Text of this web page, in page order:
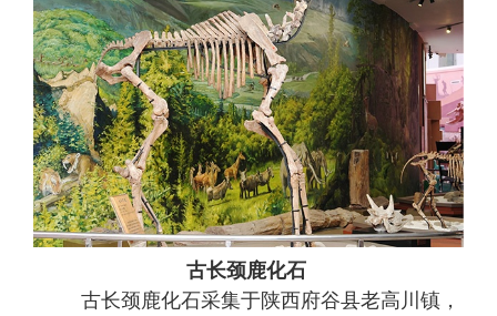
古长颈鹿化石
古长颈鹿化石采集于陕西府谷县老高川 镇，